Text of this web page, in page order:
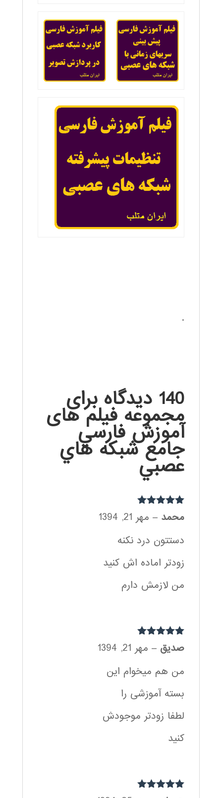
.
140 دیدگاه برای
مجموعه فيلم های
آموزش فارسي
جامع شبكه هاي
عصبي
نمره
محمد – مهر 21, 1394
دستتون درد نکنه
زودتر اماده اش کنید
من لازمش دارم
نمره5
صدیق – مهر 21, 1394
من هم میخوام این
بسته آموزشی را
لطفا زودتر موجودش
کنید